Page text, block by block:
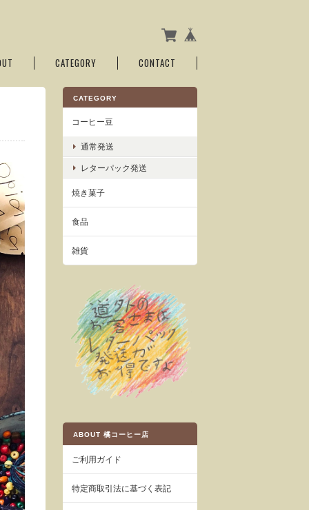
CATEGORY CONTACT
CATEGORY
コーヒー豆
通常発送
レターパック発送
焼き菓子
食品
雑貨
ABOUT 橘コーヒー店
ご利用ガイド
特定商取引法に基づく表記